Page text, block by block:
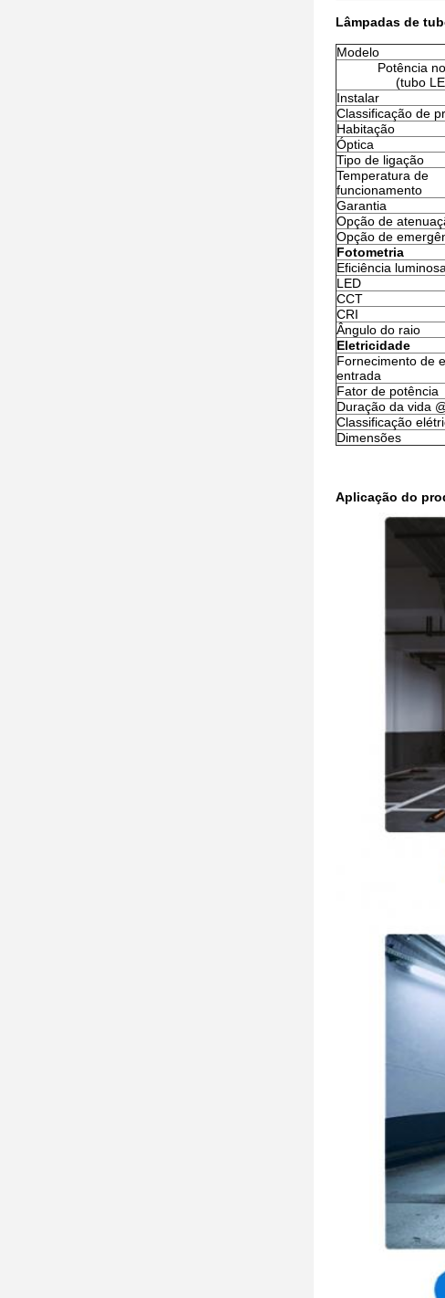
Lâmpadas de
Modelo
Potência
(tubo
Instalar
Classificação de
Habitação
Óptica
Tipo de ligação
Temperatura de
funcionamento
Garantia
Opção de
Opção de
Fotometria
Eficiência luminosa
LED
CCT
CRI
Ângulo do raio
Eletricidade
Fornecimento de
entrada
Fator de potência
Duração da vida
Classificação
Dimensões
Aplicação do